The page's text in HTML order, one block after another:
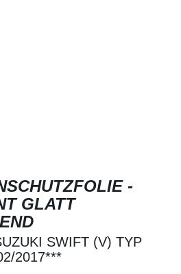
-
GLATT
SWIFT (V) TYP
2017***